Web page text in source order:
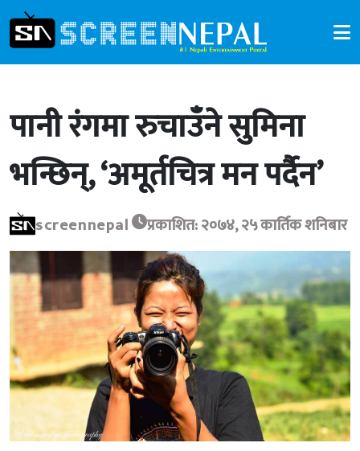
पानी रंगमा रुचाउँने सुमिना
भन्छिन्, ‘अमूर्तचित्र मन पर्दैन’
screennepal प्रकाशित: २०७४, २५ कार्तिक शनिबार